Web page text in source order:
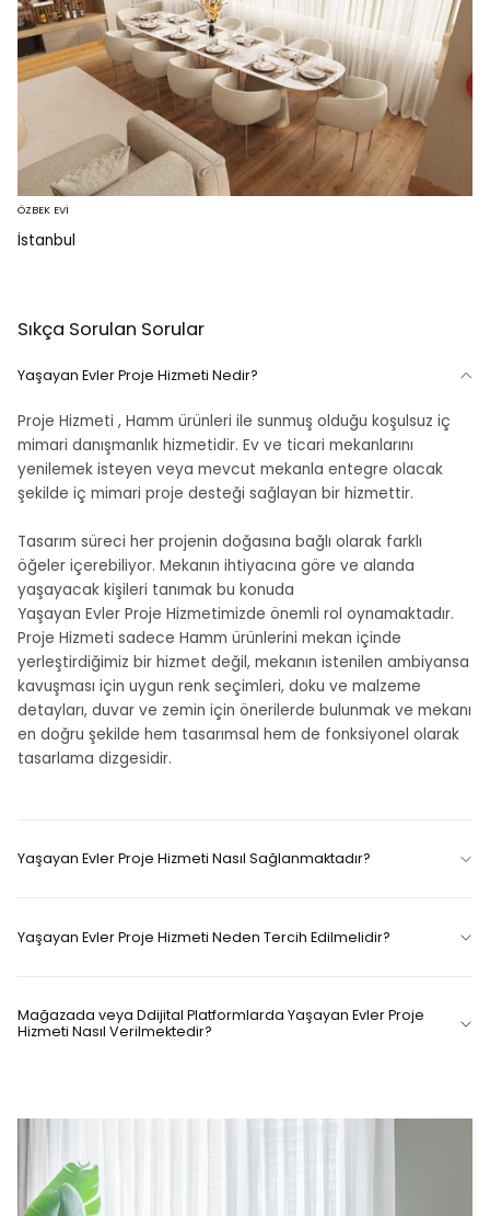
ÖZBEK EVİ
İstanbul
Sıkça Sorulan Sorular
Yaşayan Evler Proje Hizmeti Nedir?
Proje Hizmeti , Hamm ürünleri ile sunmuş olduğu koşulsuz iç
mimari danışmanlık hizmetidir. Ev ve ticari mekanlarını
yenilemek isteyen veya mevcut mekanla entegre olacak
şekilde iç mimari proje desteği sağlayan bir hizmettir.
Tasarım süreci her projenin doğasına bağlı olarak farklı
öğeler içerebiliyor. Mekanın ihtiyacına göre ve alanda
yaşayacak kişileri tanımak bu konuda
Yaşayan Evler Proje Hizmetimizde önemli rol oynamaktadır.
Proje Hizmeti sadece Hamm ürünlerini mekan içinde
yerleştirdiğimiz bir hizmet değil, mekanın istenilen ambiyansa
kavuşması için uygun renk seçimleri, doku ve malzeme
detayları, duvar ve zemin için önerilerde bulunmak ve mekanı
en doğru şekilde hem tasarımsal hem de fonksiyonel olarak
tasarlama dizgesidir.
Yaşayan Evler Proje Hizmeti Nasıl Sağlanmaktadır?
Yaşayan Evler Proje Hizmeti Neden Tercih Edilmelidir?
Mağazada veya Ddijital Platformlarda Yaşayan Evler Proje
Hizmeti Nasıl Verilmektedir?